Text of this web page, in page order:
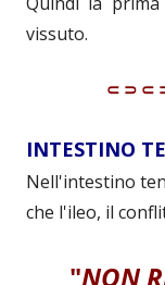
vissuto.
INTESTINO
Nell'intestino
che l'ileo, il
"NON